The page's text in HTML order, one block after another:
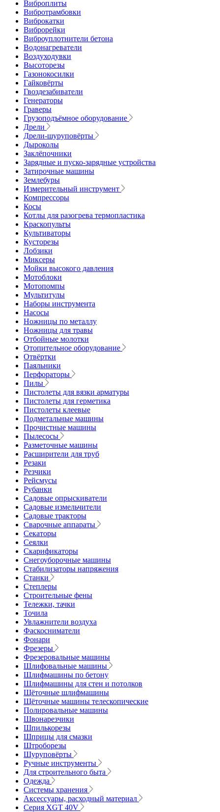
Виброплиты
Вибротрамбовки
Виброкатки
Виброрейки
Виброуплотнители бетона
Водонагреватели
Воздуходувки
Высоторезы
Газонокосилки
Гайковёрты
Гвоздезабиватели
Генераторы
Граверы
Грузоподъёмное оборудование
Дрели
Дрели-шуруповёрты
Дыроколы
Заклёпочники
Зарядные и пуско-зарядные устройства
Затирочные машины
Землебуры
Измерительный инструмент
Компрессоры
Косы
Котлы для разогрева термопластика
Краскопульты
Культиваторы
Кусторезы
Лобзики
Миксеры
Мойки высокого давления
Мотоблоки
Мотопомпы
Мультитулы
Наборы инструмента
Насосы
Ножницы по металлу
Ножницы для травы
Отбойные молотки
Отопительное оборудование
Отвёртки
Паяльники
Перфораторы
Пилы
Пистолеты для вязки арматуры
Пистолеты для герметика
Пистолеты клеевые
Подметальные машины
Прочистные машины
Пылесосы
Разметочные машины
Расширители для труб
Резаки
Резчики
Рейсмусы
Рубанки
Садовые опрыскиватели
Садовые измельчители
Садовые тракторы
Сварочные аппараты
Секаторы
Сеялки
Скарификаторы
Снегоуборочные машины
Стабилизаторы напряжения
Станки
Степлеры
Строительные фены
Тележки, тачки
Точила
Увлажнители воздуха
Фаскосниматели
Фонари
Фрезеры
Фрезеровальные машины
Шлифовальные машины
Шлифмашины по бетону
Шлифмашины для стен и потолков
Щёточные шлифмашины
Щёточные машины телескопические
Полировальные машины
Швонарезчики
Шпилькорезы
Шприцы для смазки
Штроборезы
Шуруповёрты
Ручные инструменты
Для строительного быта
Одежда
Системы хранения
Аксессуары, расходный материал
Серия XGT 40V